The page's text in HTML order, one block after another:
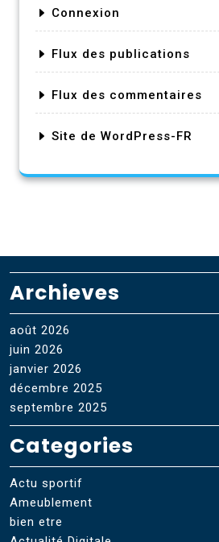
Connexion
Flux des publications
Flux des commentaires
Site de WordPress-FR
Archieves
août 2026
juin 2026
janvier 2026
décembre 2025
septembre 2025
Categories
Actu sportif
Ameublement
bien etre